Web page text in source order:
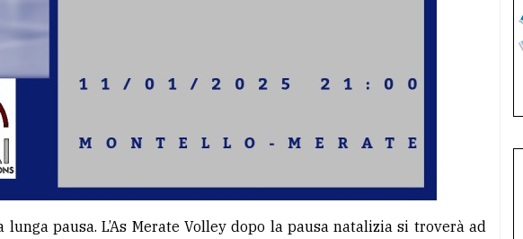
pausa. L’As Merate Volley dopo la pausa natalizia si troverà ad